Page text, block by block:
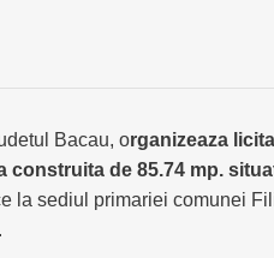
Bacau, organizeaza
construita de 85.74 mp.
la sediul primariei comunei